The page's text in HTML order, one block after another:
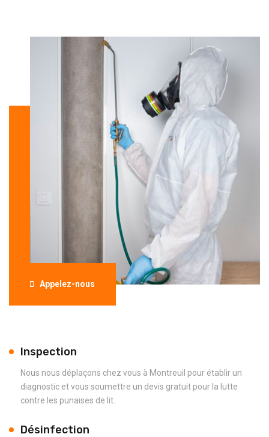
Appelez-nous
Inspection
Nous nous déplaçons chez vous à Montreuil pour établir un
diagnostic et vous soumettre un devis gratuit pour la lutte
contre les punaises de lit.
Désinfection